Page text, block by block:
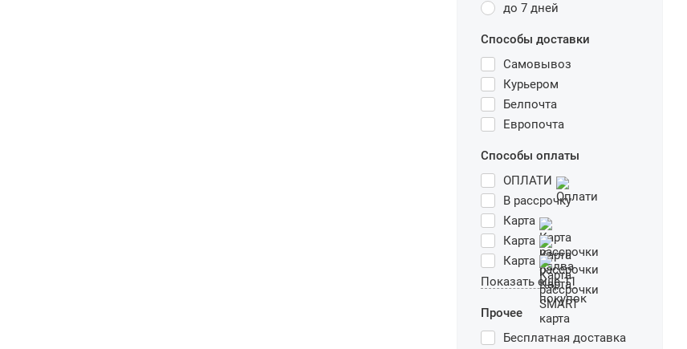
до 7 дней
Способы доставки
Самовывоз
Курьером
Белпочта
Европочта
Способы оплаты
ОПЛАТИ
В рассрочку
Карта
Карта
Карта
Показать еще 11
Прочее
Бесплатная доставка